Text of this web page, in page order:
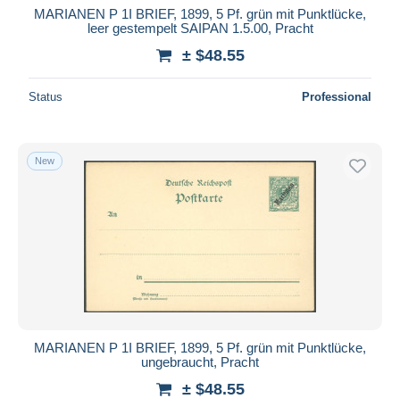
MARIANEN P 1I BRIEF, 1899, 5 Pf. grün mit Punktlücke,
leer gestempelt SAIPAN 1.5.00, Pracht
± $48.55
Status Professional
New
MARIANEN P 1I BRIEF, 1899, 5 Pf. grün mit Punktlücke,
ungebraucht, Pracht
± $48.55